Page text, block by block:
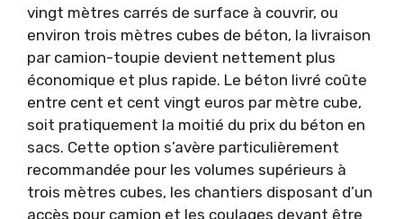
vingt mètres carrés de surface à couvrir, ou
environ trois mètres cubes de béton, la livraison
par camion-toupie devient nettement plus
économique et plus rapide. Le béton livré coûte
entre cent et cent vingt euros par mètre cube,
soit pratiquement la moitié du prix du béton en
sacs. Cette option s’avère particulièrement
recommandée pour les volumes supérieurs à
trois mètres cubes, les chantiers disposant d’un
accès pour camion et les coulages devant être